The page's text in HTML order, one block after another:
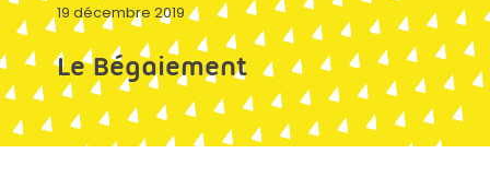
19 décembre 2019
Le Bégaiement